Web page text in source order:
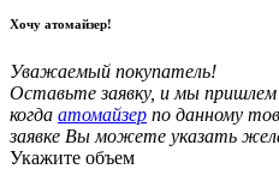
Хочу атомайзер!
Уважаемый покупатель!
Оставьте заявку, и мы
когда атомайзер по данному
заявке Вы можете указать
Укажите объем